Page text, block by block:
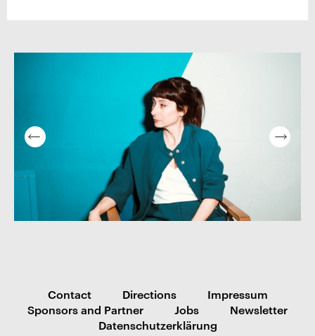
Contact Directions
Impressum
Sponsors and Partner
Jobs
Newsletter
Datenschutzerklärung